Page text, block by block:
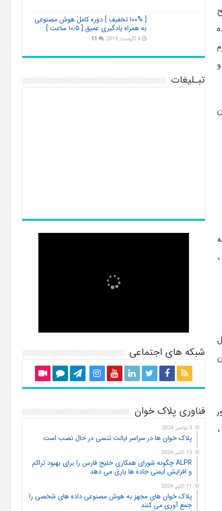
[ ۱۰۰% تخفیف ] دوره کامل هوش مصنوعی
به همراه یادگیری عمیق [ ۱۰٫۵ ساعت ]
4 آگوست, 2019 11
تبـلیغات
شبکه های اجتماعی
فناوری پلاک خوان
3 نوامبر, 2024
پلاک خوان ها در سراسر ایالت تنسی در حال نصب است
19 اکتبر, 2024
ALPR چگونه شورای همکاری خلیج فارس را برای بهبود تراکم
و افزایش ایمنی جاده ها یاری می دهد
11 اکتبر, 2024
پلاک خوان های مجهز به هوش مصنوعی داده های شخصی را
جمع آوری می کنند